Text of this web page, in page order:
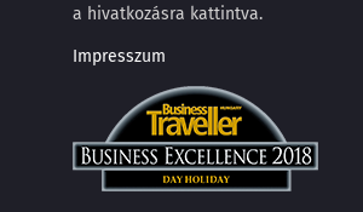
a hivatkozásra kattintva.
Impresszum